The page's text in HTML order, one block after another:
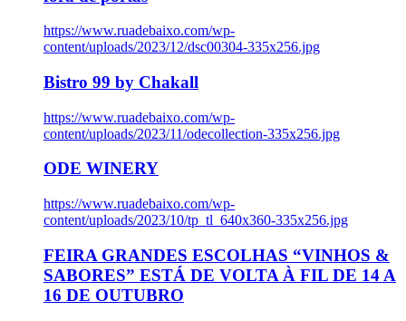
https://www.ruadebaixo.com/wp-
content/uploads/2023/12/dsc00304-335x256.jpg
Bistro 99 by Chakall
https://www.ruadebaixo.com/wp-
content/uploads/2023/11/odecollection-335x256.jpg
ODE WINERY
https://www.ruadebaixo.com/wp-
content/uploads/2023/10/tp_tl_640x360-335x256.jpg
FEIRA GRANDES ESCOLHAS “VINHOS &
SABORES” ESTÁ DE VOLTA À FIL DE 14 A
16 DE OUTUBRO